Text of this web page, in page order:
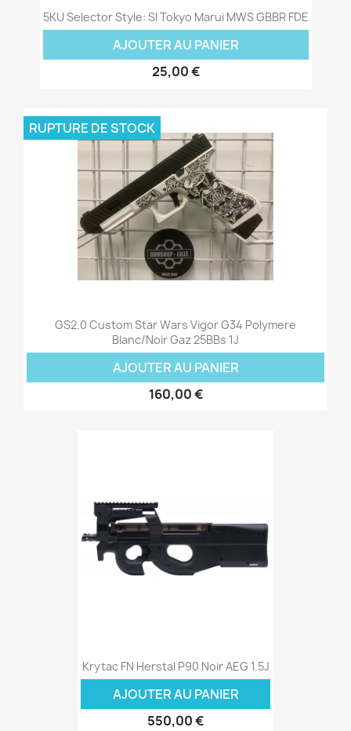
5KU Selector Style: SI Tokyo Marui MWS GBBR FDE
AJOUTER AU PANIER
25,00 €
GS2.0 Custom Star Wars Vigor G34 Polymere
Blanc/Noir Gaz 25BBs 1J
AJOUTER AU PANIER
160,00 €
RUPTURE DE STOCK
Krytac FN Herstal P90 Noir AEG 1.5J
AJOUTER AU PANIER
550,00 €